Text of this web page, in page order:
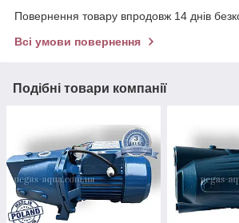
Повернення товару впродовж 14 днів
Всі умови повернення
Подібні товари компанії